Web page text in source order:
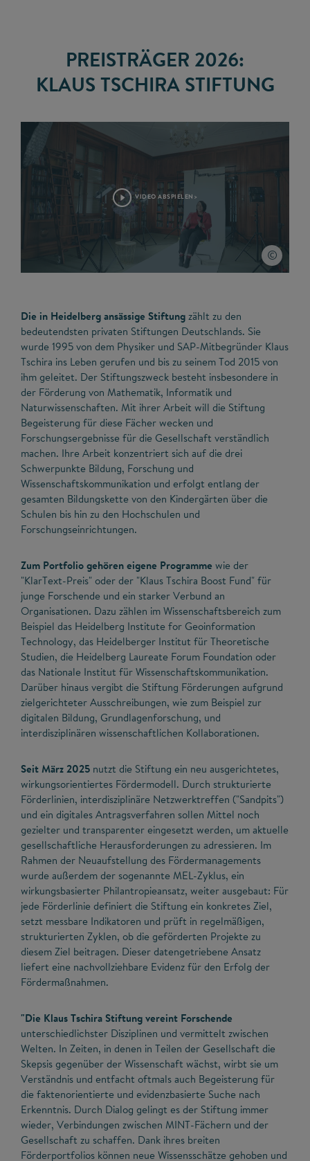
PREISTRÄGER 2026:
KLAUS TSCHIRA STIFTUNG
VIDEO ABSPIELEN>
©
Die in Heidelberg ansässige Stiftungzählt zu den
bedeutendsten privaten Stiftungen Deutschlands. Sie
wurde 1995 von dem Physiker und SAP-Mitbegründer Klaus
Tschira ins Leben gerufen und bis zu seinem Tod 2015 von
ihm geleitet. Der Stiftungszweck besteht insbesondere in
der Förderung von Mathematik, Informatik und
Naturwissenschaften. Mit ihrer Arbeit will die Stiftung
Begeisterung für diese Fächer wecken und
Forschungsergebnisse für die Gesellschaft verständlich
machen. Ihre Arbeit konzentriert sich auf die drei
Schwerpunkte Bildung, Forschung und
Wissenschaftskommunikation und erfolgt entlang der
gesamten Bildungskette von den Kindergärten über die
Schulen bis hin zu den Hochschulen und
Forschungseinrichtungen.
Zum Portfolio gehören eigene Programme wie der
"KlarText-Preis" oder der "Klaus Tschira Boost Fund" für
junge Forschende und ein starker Verbund an
Organisationen. Dazu zählen im Wissenschaftsbereich zum
Beispiel das Heidelberg Institute for Geoinformation
Technology, das Heidelberger Institut für Theoretische
Studien, die Heidelberg Laureate Forum Foundation oder
das Nationale Institut für Wissenschaftskommunikation.
Darüber hinaus vergibt die Stiftung Förderungen aufgrund
zielgerichteter Ausschreibungen, wie zum Beispiel zur
digitalen Bildung, Grundlagenforschung, und
interdisziplinären wissenschaftlichen Kollaborationen.
Seit März 2025 nutzt die Stiftung ein neu ausgerichtetes,
wirkungsorientiertes Fördermodell. Durch strukturierte
Förderlinien, interdisziplinäre Netzwerktreffen ("Sandpits")
und ein digitales Antragsverfahren sollen Mittel noch
gezielter und transparenter eingesetzt werden, um aktuelle
gesellschaftliche Herausforderungen zu adressieren. Im
Rahmen der Neuaufstellung des Fördermanagements
wurde außerdem der sogenannte MEL-Zyklus, ein
wirkungsbasierter Philantropieansatz, weiter ausgebaut: Für
jede Förderlinie definiert die Stiftung ein konkretes Ziel,
setzt messbare Indikatoren und prüft in regelmäßigen,
strukturierten Zyklen, ob die geförderten Projekte zu
diesem Ziel beitragen. Dieser datengetriebene Ansatz
liefert eine nachvollziehbare Evidenz für den Erfolg der
Fördermaßnahmen.
"Die Klaus Tschira Stiftung vereint Forschende
unterschiedlichster Disziplinen und vermittelt zwischen
Welten. In Zeiten, in denen in Teilen der Gesellschaft die
Skepsis gegenüber der Wissenschaft wächst, wirbt sie um
Verständnis und entfacht oftmals auch Begeisterung für
die faktenorientierte und evidenzbasierte Suche nach
Erkenntnis. Durch Dialog gelingt es der Stiftung immer
wieder, Verbindungen zwischen MINT-Fächern und der
Gesellschaft zu schaffen. Dank ihres breiten
Förderportfolios können neue Wissensschätze gehoben und